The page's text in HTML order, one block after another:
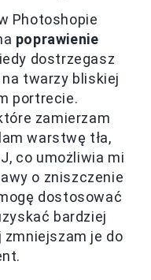
Photoshopie
poprawienie
dostrzegasz
twarzy bliskiej
portrecie.
zamierzam
warstwę tła,
co umożliwia mi
o zniszczenie
dostosować
bardziej
je do